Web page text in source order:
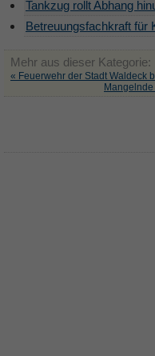
Tankzug rollt Abhang
Betreuungsfachkraft für
Mehr aus dieser Kategorie:
« Feuerwehr der Stadt Waldeck